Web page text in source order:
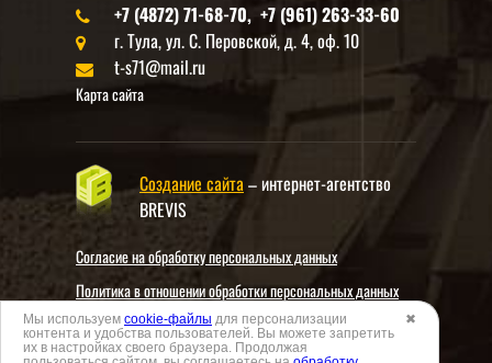
✖
Мы используем cookie-файлы для персонализации
контента и удобства пользователей. Вы можете запретить
их в настройках своего браузера. Продолжая
+7 (4872) 71-68-70, +7 (961) 263-33-60
г. Тула, ул. С. Перовской, д. 4, оф. 10
t-s71@mail.ru
Карта сайта
Создание сайта– интернет-агентство
BREVIS
Согласие на обработку персональных данных
Политика в отношении обработки персональных данных
Согласие на обработку данных метрическими программами
Политика использования cookies